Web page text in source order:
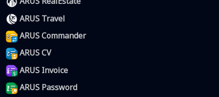
ARUS Travel
ARUS Commander
ARUS CV
ARUS Invoice
ARUS Password